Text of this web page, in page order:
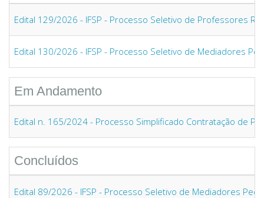
Edital 129/2026 - IFSP - Processo Seletivo de Professores
Edital 130/2026 - IFSP - Processo Seletivo de Mediadores
Em Andamento
Edital n. 165/2024 - Processo Simplificado Contratação de
Concluídos
Edital 89/2026 - IFSP - Processo Seletivo de Mediadores